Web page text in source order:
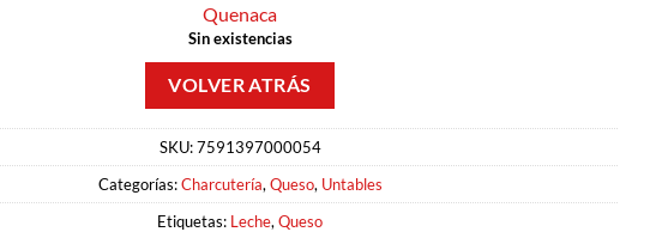
Quenaca
Sin existencias
SKU:7591397000054
Categorías:Charcutería, Queso, Untables
Etiquetas: Leche, Queso